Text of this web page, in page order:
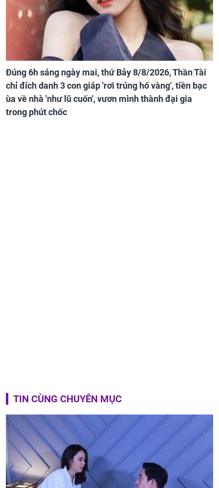
Đúng 6h sáng ngày mai, thứ Bảy 8/8/2026, Thần Tài
chỉ đích danh 3 con giáp 'rơi trúng hố vàng', tiền bạc
ùa về nhà 'như lũ cuốn', vươn mình thành đại gia
trong phút chốc
TIN CÙNG CHUYÊN MỤC